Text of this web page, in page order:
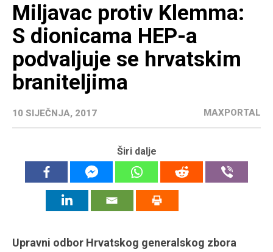
Miljavac protiv Klemma:
S dionicama HEP-a
podvaljuje se hrvatskim
braniteljima
10 SIJEČNJA, 2017 MAXPORTAL
Širi dalje
Upravni odbor Hrvatskog generalskog zbora